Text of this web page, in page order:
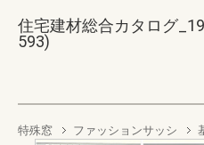
住宅建材総合カタログ
593)
特殊窓 ファッションサッシ